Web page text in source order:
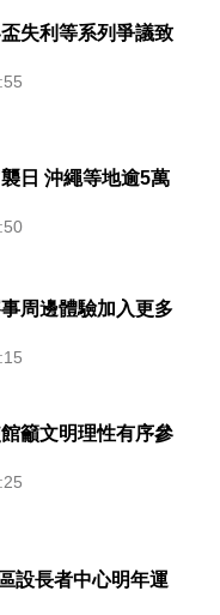
失利等系列爭議致
日 沖繩等地逾5萬
周邊體驗加入更多
籲文明理性有序參
設長者中心明年運